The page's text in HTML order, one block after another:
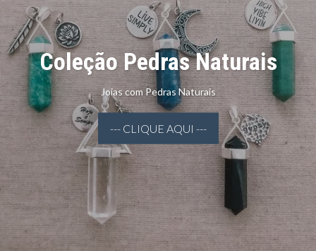
Coleção Pedras Naturais
Joias com Pedras Naturais
--- CLIQUE AQUI ---